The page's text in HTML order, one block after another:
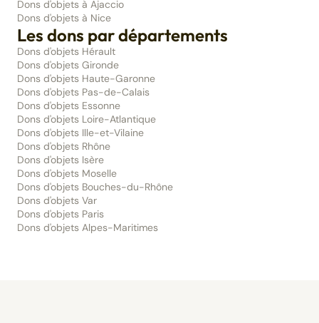
Dons d'objets à Ajaccio
Dons d'objets à Nice
Les dons par départements
Dons d'objets Hérault
Dons d'objets Gironde
Dons d'objets Haute-Garonne
Dons d'objets Pas-de-Calais
Dons d'objets Essonne
Dons d'objets Loire-Atlantique
Dons d'objets Ille-et-Vilaine
Dons d'objets Rhône
Dons d'objets Isère
Dons d'objets Moselle
Dons d'objets Bouches-du-Rhône
Dons d'objets Var
Dons d'objets Paris
Dons d'objets Alpes-Maritimes